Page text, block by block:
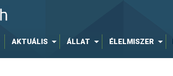
AKTUÁLIS ÁLLAT ÉLELMISZER